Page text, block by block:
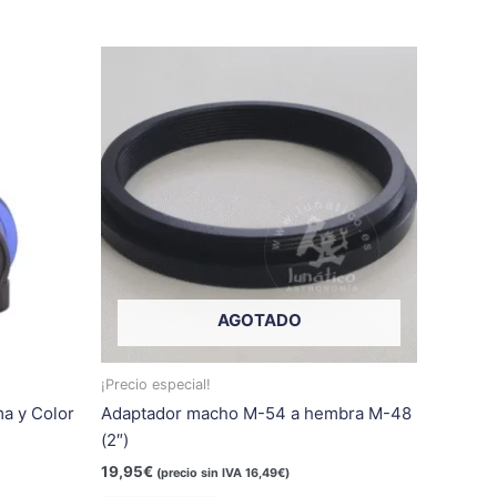
y Color
AGOTADO
¡Precio especial!
Adaptador macho M-54 a hembra M-48
(2″)
19,95€ (precio sin IVA 16,49€)